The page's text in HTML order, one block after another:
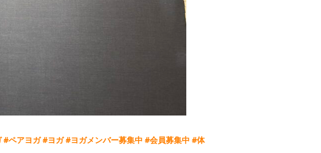
#ペアヨガ#ヨガ#ヨガメンバー募集中 #会員募集中 #体